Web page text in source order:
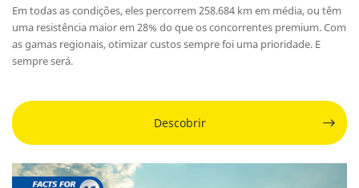
Em todas as condições, eles percorrem 258.684 km em média, ou têm
uma resistência maior em 28% do que os concorrentes premium. Com
as gamas regionais, otimizar custos sempre foi uma prioridade. E
sempre será.
Descobrir